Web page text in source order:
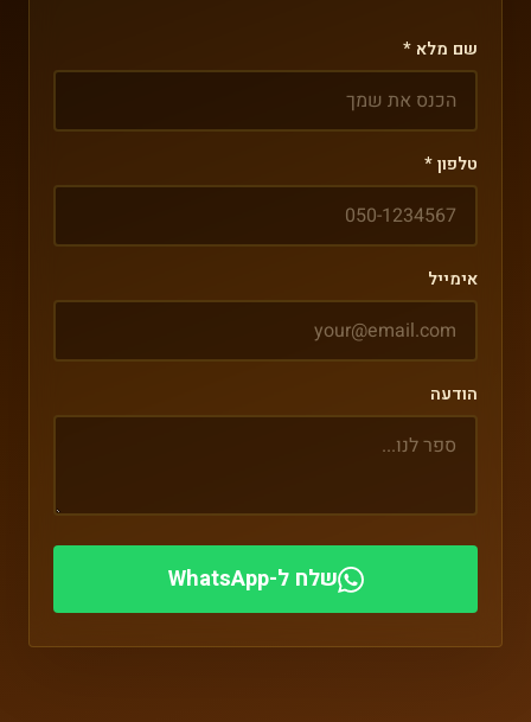
שם מלא *
טלפון *
אימייל
הודעה
שלח ל-WhatsApp